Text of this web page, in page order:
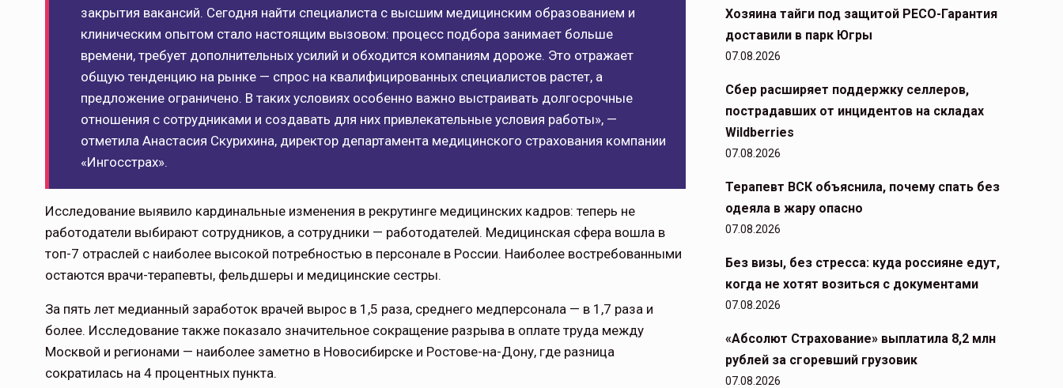
закрытия вакансий. Сегодня найти специалиста с высшим медицинским образованием и
клиническим опытом стало настоящим вызовом: процесс подбора занимает больше
времени, требует дополнительных усилий и обходится компаниям дороже. Это отражает
общую тенденцию на рынке — спрос на квалифицированных специалистов растет, а
предложение ограничено. В таких условиях особенно важно выстраивать долгосрочные
отношения с сотрудниками и создавать для них привлекательные условия работы», —
отметила Анастасия Скурихина, директор департамента медицинского страхования компании
«Ингосстрах».
Исследование выявило кардинальные изменения в рекрутинге медицинских кадров: теперь не
работодатели выбирают сотрудников, а сотрудники — работодателей. Медицинская сфера вошла в
топ-7 отраслей с наиболее высокой потребностью в персонале в России. Наиболее востребованными
остаются врачи-терапевты, фельдшеры и медицинские сестры.
За пять лет медианный заработок врачей вырос в 1,5 раза, среднего медперсонала — в 1,7 раза и
более. Исследование также показало значительное сокращение разрыва в оплате труда между
Москвой и регионами — наиболее заметно в Новосибирске и Ростове-на-Дону, где разница
сократилась на 4 процентных пункта.
Хозяина тайги под защитой РЕСО-Гарантия
доставили в парк Югры
07.08.2026
Сбер расширяет поддержку селлеров,
пострадавших от инцидентов на складах
Wildberries
07.08.2026
Терапевт ВСК объяснила, почему спать без
одеяла в жару опасно
07.08.2026
Без визы, без стресса: куда россияне едут,
когда не хотят возиться с документами
07.08.2026
«Абсолют Страхование» выплатила 8,2 млн
рублей за сгоревший грузовик
07.08.2026